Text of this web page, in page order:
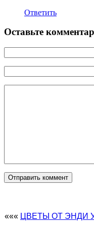
Ответить
Оставьте
««« ЦВЕТЫ ОТ ЭНДИ